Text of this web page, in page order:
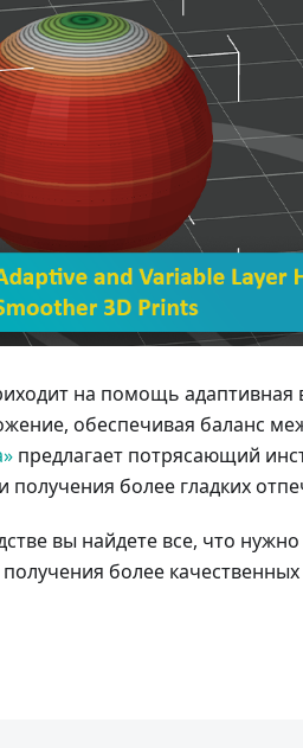
на помощь адаптивная
обеспечивая баланс
предлагает потрясающий
получения более гладких
вы найдете все, что
более